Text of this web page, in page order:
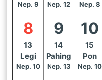
Nep. 9 Nep. 12 Nep. 8
8
13
Legi
Nep. 10
9
14
Pahing
Nep. 13
10
15
Pon
Nep. 10